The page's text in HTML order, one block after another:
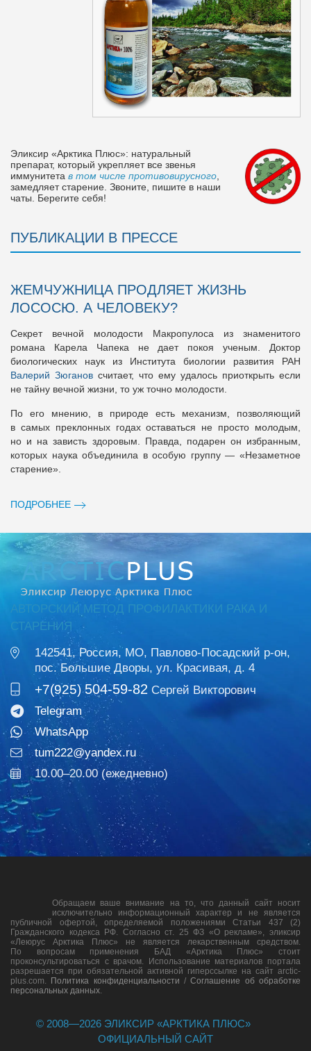
Эликсир «Арктика Плюс»: натуральный
препарат, который укрепляет все звенья
иммунитета в том числе противовирусного,
замедляет старение. Звоните, пишите в наши
чаты. Берегите себя!
ПУБЛИКАЦИИ В ПРЕССЕ
ЖЕМЧУЖНИЦА ПРОДЛЯЕТ ЖИЗНЬ
ЛОСОСЮ. А ЧЕЛОВЕКУ?
Секрет вечной молодости Макропулоса из знаменитого
романа Карела Чапека не дает покоя ученым. Доктор
биологических наук из Института биологии развития РАН
Валерий Зюганов считает, что ему удалось приоткрыть если
не тайну вечной жизни, то уж точно молодости.
По его мнению, в природе есть механизм, позволяющий
в самых преклонных годах оставаться не просто молодым,
но и на зависть здоровым. Правда, подарен он избранным,
которых наука объединила в особую группу — «Незаметное
старение».
ПОДРОБНЕЕ
АВТОРСКИЙ МЕТОД ПРОФИЛАКТИКИ РАКА И
СТАРЕНИЯ
142541, Россия, МО, Павлово-Посадский р-он,
пос. Большие Дворы, ул. Красивая, д. 4
+7(925) 504-59-82 Сергей Викторович
Telegram
WhatsApp
tum222@yandex.ru
10.00–20.00 (ежедневно)
Обращаем ваше внимание на то, что данный сайт носит
исключительно информационный характер и не является
публичной офертой, определяемой положениями Статьи 437 (2)
Гражданского кодекса РФ. Согласно ст. 25 ФЗ «О рекламе», эликсир
«Леюрус Арктика Плюс» не является лекарственным средством.
По вопросам применения БАД «Арктика Плюс» стоит
проконсультироваться с врачом. Использование материалов портала
разрешается при обязательной активной гиперссылке на сайт arctic-
plus.com.
Политика конфиденциальности /Соглашение об обработке
персональных данных.
© 2008—2026ЭЛИКСИР «АРКТИКА ПЛЮС»
ОФИЦИАЛЬНЫЙ САЙТ